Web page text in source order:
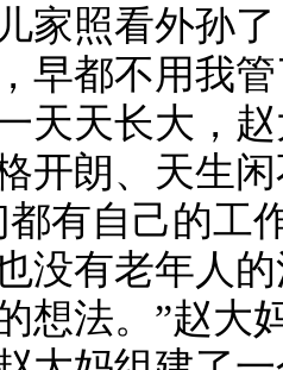
家照看外孙
早都不用我
天长大，赵
开朗、天生
有自己的工
没有老年人
想法。”赵大